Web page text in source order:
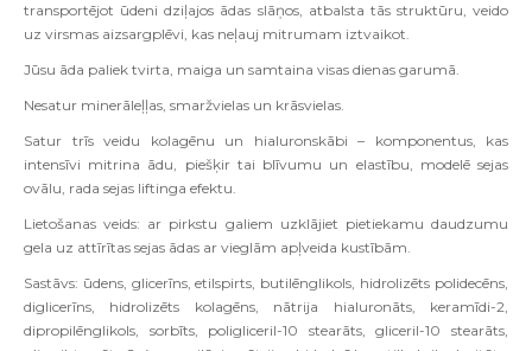
transportējot ūdeni dziļajos ādas slāņos, atbalsta tās struktūru, veido
uz virsmas aizsargplēvi, kas neļauj mitrumam iztvaikot.
Jūsu āda paliek tvirta, maiga un samtaina visas dienas garumā.
Nesatur minerāleļļas, smaržvielas un krāsvielas.
Satur trīs veidu kolagēnu un hialuronskābi – komponentus, kas
intensīvi mitrina ādu, piešķir tai blīvumu un elastību, modelē sejas
ovālu, rada sejas liftinga efektu.
Lietošanas veids: ar pirkstu galiem uzklājiet pietiekamu daudzumu
gela uz attīrītas sejas ādas ar vieglām apļveida kustībām.
Sastāvs: ūdens, glicerīns, etilspirts, butilēnglikols, hidrolizēts polidecēns,
diglicerīns, hidrolizēts kolagēns, nātrija hialuronāts, keramīdi-2,
dipropilēnglikols, sorbīts, poligliceril-10 stearāts, gliceril-10 stearāts,